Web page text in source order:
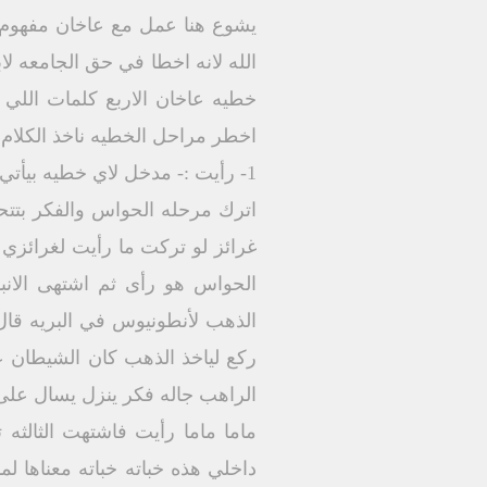
يشوع هنا عمل مع عاخان مفهوم
الله لانه اخطا في حق
خطيه عاخان الاربع كلمات
اخطر مراحل الخطيه ناخذ الكلام
1- رأيت :- مدخل لاي خطيه بيأتي من الحواس والفكراسهل مرحله اقاوم فيها الخطيه هي مرحله الحواس والفكر المشكله عندما اترك مرحله الحواس والفكر بتتحول الى اشتهيت اترك الحواس والفكر تدخل معايا من جوه جوا جوايا رغبات جوايا نزعات جوايا غرائز لو تركت ما رأيت لغرائزي ونزعاتي سوف اضعف واتغلب عشان كده القديسين يعلمونا شيء اسمه حراسه الفكر حراسه الحواس هو رأى ثم اشتهى الانبا انطونيوس القديس اثناسيوس عندما يكتب سيره انطونيوس يقول انه الشيطان عندما نسر الذهب لأنطونيوس في البريه قال اما انطونيوس فكان يعبر عليها بقدميه ولا يلتفت اليها لا يمنه ولا يسرا لو كان الانبا انطونيوس ركع لياخذ الذهب كان الشيطان عايره طول العمر قصه فى البستان تقول راهب فى احدى المرات الشيطان قال له امك تعبانه الراهب جاله فكر ينزل يسال على امه اول مجاله هذا الفكر وهو ذاهب في الطريق الشيطان اصبحت حولة تقول تعايرة وتقول لة ماما ماما رأيت فاشتهت الثالثه تنفيذ اخذته الاخطر من الثلاث خباتوا خبأتوا بمعنى ان الخطيه تبيت في داخلي الخطيه تسكن داخلي هذه خباته خباته معناها لما يقول جريمه فيها سبق اصرار قال له اعترف امام الرب الان اعطي مجدا للرب معنى اعطى مجدا للرب في العرف اليهودي اعطى مجدا الله معناها اتشاهد على روحك اخبرني ماذا فعلت اعترف له لابد الاعتراف للرب واتوب عند الله مهمه جدا واخبرني ماذا فعلت لا تخفي عني سر التوبه والاعتراف في الكنيسه هو لم يسمى سر الاعتراف بل يسمى سر التوبه الاعتراف الغير مسحوب بتوبه هو اجراء ناقص او روتينى الذي يعترف ويقول انا عملت كذا وكذا بدون ان يكون تائب هذا مجرد كلام عشان كده احبائي لنحظر ان الاعتراف فى الكنيسه يتحول الى ممارسه عقليه بمعنى ممكن اجيب اي ولد من الشارع اقول له بتعمل ايه غلط يقول لي انا بشتم ابويا باخد حاجات مش بتاعتي ومش بذاكر هذا ليس اعتراض الاعتراف احبائي ليس مجهود ذهنيا الاعتراف مش واحد بيفكر بعقله انا عملت ايه غلط الاعتراف يسبقوا حاله من التوبه وليس لحظه توبه حاله توبه عشان كده التوبه في اللغه اليونانيه تعني تغيير قلب و عقل وتحويلهم من الاهواء والشهوات الى الله هذه هي التوبه توبه تغيير عقل تغيير حاله انسان متوجة بقلبة وعقلة من الخطية واعترف وهو مازال متوجه بعقلة وقلبه الى الخطيه فهو لا يعترف اذا نحن نمارس الاعتراف ونحن مش فاهمين جدرة اذا تغيير قلب وعقله القلب والعقل في التعبير الابائي يقولوا كلمه اسمها ميطانيا تشير الى تغيير النفس والعقل الاعلى العقل والقلب والعقل الاعلى اسما ما في الانسان وهذا ما يشير اليه اباء الكنيسه في كتابتهم بلفظة القلب دائما يكلموك عن القلب وعن كلمة موس اسمى واعلى ما في الانسان المتجة للة اسمى ما في الانسان يمثل صوره الله انا في سر التوبة والاعتراف بجتهد ان اقترب لصوره خالقي بجتهد ان اقترب من صوره خالقى الصوره اللي ربنا خلقني عليها عشان كده